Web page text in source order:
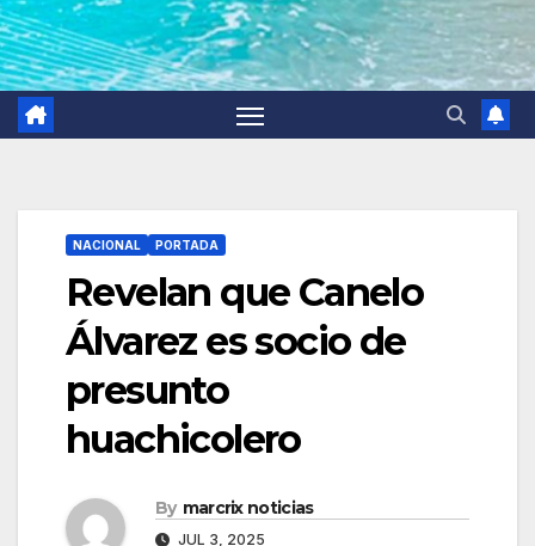
NACIONAL PORTADA
Revelan que Canelo
Álvarez es socio de
presunto
huachicolero
By marcrix noticias
JUL 3, 2025